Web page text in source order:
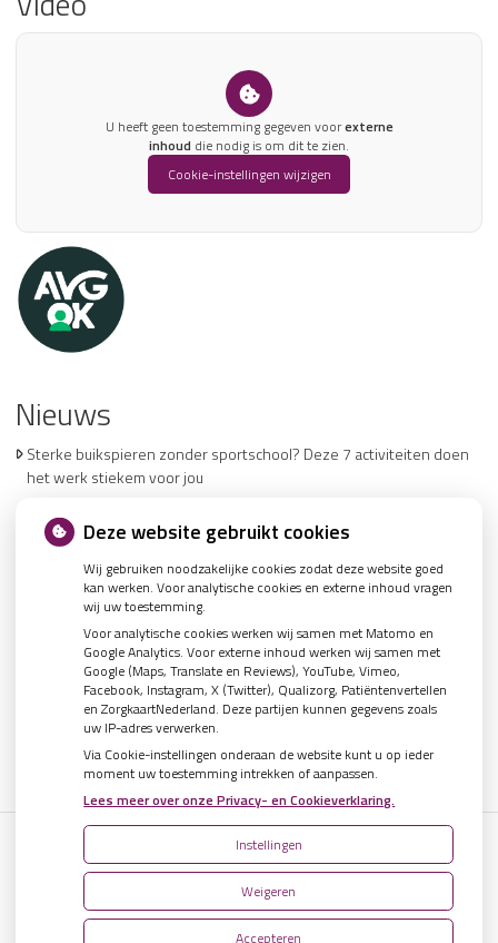
U heeft geen toestemming gegeven voorexterne
inhoud die nodig is om dit te zien.
Cookie-instellingen wijzigen
Nieuws
Sterke buikspieren zonder sportschool? Deze 7 activiteiten doen
het werk stiekem voor jou
meer
De sleutel tot blijvend afvallen? Dat doe je volgens onderzoek veel
effectiever samen
Spoedeisende hulp zag dit weekend meer mensen met heup- en
polsbreuken binnenkomen
Een recept voor een wandeling: waarom Erasmus MC patiënten het
park in stuurt
Uw Zorg Online|Beheer
Privacy verklaring|Cookie-instellingen|Voorwaarden
Deze website gebruikt cookies
Wij gebruiken noodzakelijke cookies zodat deze website goed
kan werken. Voor analytische cookies en externe inhoud vragen
wij uw toestemming.
Voor analytische cookies werken wij samen met Matomo en
Google Analytics. Voor externe inhoud werken wij samen met
Google (Maps, Translate en Reviews), YouTube, Vimeo,
Facebook, Instagram, X (Twitter), Qualizorg, Patiëntenvertellen
en ZorgkaartNederland. Deze partijen kunnen gegevens zoals
uw IP-adres verwerken.
Via Cookie-instellingen onderaan de website kunt u op ieder
moment uw toestemming intrekken of aanpassen.
Lees meer over onze Privacy- en Cookieverklaring.
Instellingen
Weigeren
Accepteren